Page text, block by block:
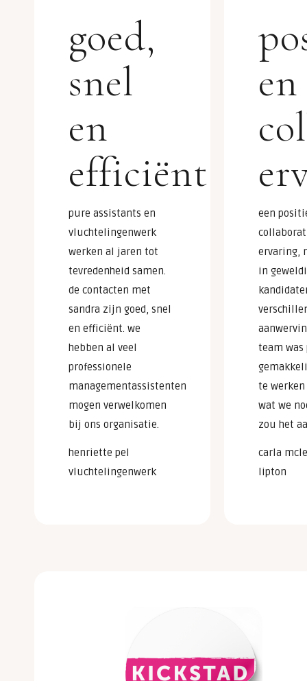
goed,
snel
en
efficiënt
pure assistants en
vluchtelingenwerk
werken al jaren tot
tevredenheid samen.
de contacten met
sandra zijn goed, snel
en efficiënt. we
hebben al veel
professionele
managementassistenten
mogen verwelkomen
bij ons organisatie.
henriette pel
vluchtelingenwerk
en
een
ervaring,
in
team was
te werken
wat we
zou het
carla
lipton